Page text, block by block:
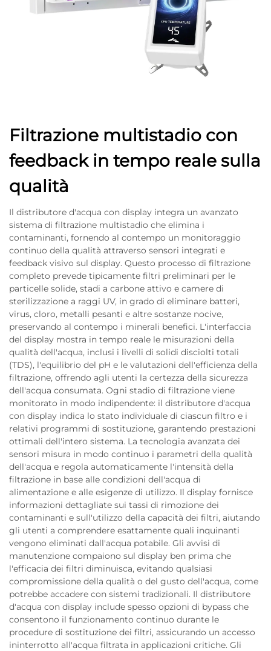
Filtrazione multistadio con
feedback in tempo reale sulla
qualità
Il distributore d'acqua con display integra un avanzato
sistema di filtrazione multistadio che elimina i
contaminanti, fornendo al contempo un monitoraggio
continuo della qualità attraverso sensori integrati e
feedback visivo sul display. Questo processo di filtrazione
completo prevede tipicamente filtri preliminari per le
particelle solide, stadi a carbone attivo e camere di
sterilizzazione a raggi UV, in grado di eliminare batteri,
virus, cloro, metalli pesanti e altre sostanze nocive,
preservando al contempo i minerali benefici. L'interfaccia
del display mostra in tempo reale le misurazioni della
qualità dell'acqua, inclusi i livelli di solidi disciolti totali
(TDS), l'equilibrio del pH e le valutazioni dell'efficienza della
filtrazione, offrendo agli utenti la certezza della sicurezza
dell'acqua consumata. Ogni stadio di filtrazione viene
monitorato in modo indipendente: il distributore d'acqua
con display indica lo stato individuale di ciascun filtro e i
relativi programmi di sostituzione, garantendo prestazioni
ottimali dell'intero sistema. La tecnologia avanzata dei
sensori misura in modo continuo i parametri della qualità
dell'acqua e regola automaticamente l'intensità della
filtrazione in base alle condizioni dell'acqua di
alimentazione e alle esigenze di utilizzo. Il display fornisce
informazioni dettagliate sui tassi di rimozione dei
contaminanti e sull'utilizzo della capacità dei filtri, aiutando
gli utenti a comprendere esattamente quali inquinanti
vengono eliminati dall'acqua potabile. Gli avvisi di
manutenzione compaiono sul display ben prima che
l'efficacia dei filtri diminuisca, evitando qualsiasi
compromissione della qualità o del gusto dell'acqua, come
potrebbe accadere con sistemi tradizionali. Il distributore
d'acqua con display include spesso opzioni di bypass che
consentono il funzionamento continuo durante le
procedure di sostituzione dei filtri, assicurando un accesso
ininterrotto all'acqua filtrata in applicazioni critiche. Gli